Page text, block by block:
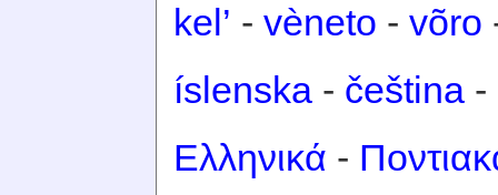
kel’ - vèneto - võro
íslenska - čeština -
Ελληνικά -